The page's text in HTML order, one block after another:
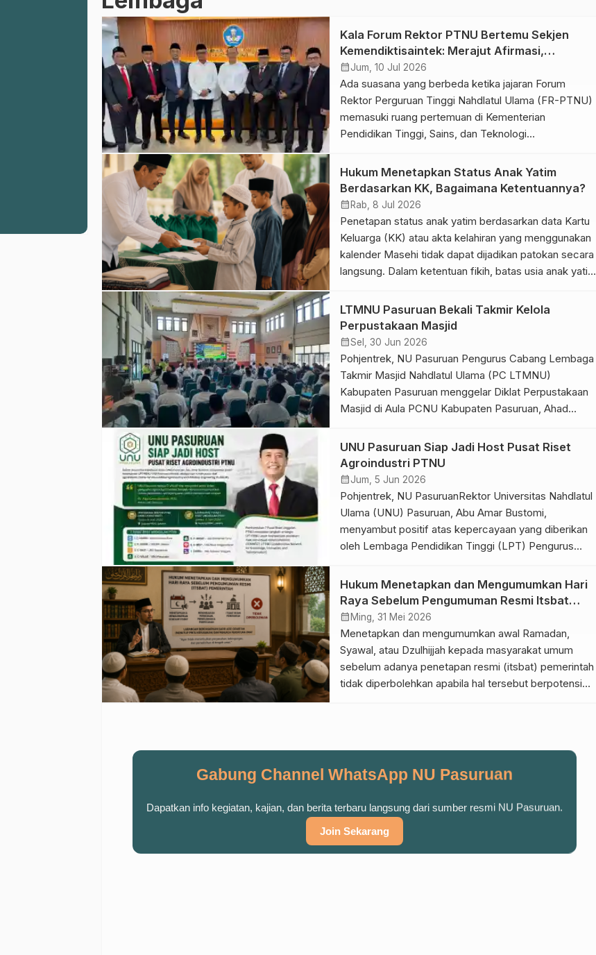
Kala Forum Rektor PTNU Bertemu Sekjen
Kemendiktisaintek: Merajut Afirmasi,
Kemandirian, dan Mimpi PTNU Mendunia
calendar_monthJum, 10 Jul 2026
Ada suasana yang berbeda ketika jajaran Forum
Rektor Perguruan Tinggi Nahdlatul Ulama (FR-PTNU)
memasuki ruang pertemuan di Kementerian
Pendidikan Tinggi, Sains, dan Teknologi
sekadar agenda seremonial atau pertemuan rutin
antara perguruan tinggi dan pemerintah. Di balik
percakapan yang berlangsung hangat, tersimpan
harapan besar tentang masa depan perguruan tinggi
Nahdlatul Ulama […]
Hukum Menetapkan Status Anak Yatim
Berdasarkan KK, Bagaimana Ketentuannya?
calendar_month Rab, 8 Jul 2026
Penetapan status anak yatim berdasarkan data Kartu
Keluarga (KK) atau akta kelahiran yang menggunakan
kalender Masehi tidak dapat dijadikan patokan secara
langsung. Dalam ketentuan fikih, batas usia anak yatim
usia baligh 15 tahun mengacu pada kalender Hijriah,
bukan kalender Masehi. Selain berdasarkan usia,
baligh juga dapat diketahui melalui […]
LTMNU Pasuruan Bekali Takmir Kelola
Perpustakaan Masjid
calendar_monthSel, 30 Jun 2026
Pohjentrek, NU Pasuruan Pengurus Cabang Lembaga
Takmir Masjid Nahdlatul Ulama (PC LTMNU)
Kabupaten Pasuruan menggelar Diklat Perpustakaan
Masjid di Aula PCNU Kabupaten Pasuruan, Ahad
masjid tidak hanya menjadi pusat ibadah, tetapi juga
sebagai pusat literasi dan pengembangan ilmu
pengetahuan bagi masyarakat. Wakil Ketua Pengurus
Cabang Nahdlatul Ulama (PCNU) Kabupaten
PasuruanGus […]
UNU Pasuruan Siap Jadi Host Pusat Riset
Agroindustri PTNU
calendar_monthJum, 5 Jun 2026
Pohjentrek, NU PasuruanRektor Universitas Nahdlatul
Ulama (UNU) Pasuruan, Abu Amar Bustomi,
menyambut positif atas kepercayaan yang diberikan
oleh Lembaga Pendidikan Tinggi (LPT) Pengurus
diminta menjadi tuan rumah pusat riset agroindustri,
Center for Value-Added Agroindustry and Utilization
Engineering (C-VALUE). “UNU Pasuruan melalui C-
VALUE siap mengambil peran dalam penguatan
agroindustri bernilai […]
Hukum Menetapkan dan Mengumumkan Hari
Raya Sebelum Pengumuman Resmi Itsbat
Pemerintah
calendar_month Ming, 31 Mei 2026
Menetapkan dan mengumumkan awal Ramadan,
Syawal, atau Dzulhijjah kepada masyarakat umum
sebelum adanya penetapan resmi (itsbat) pemerintah
tidak diperbolehkan apabila hal tersebut berpotensi
kerusakan) dan menjaga persatuan kaum muslimin.
Oleh karena itu, meskipun seseorang memiliki hasil
hisab yang […]
Gabung Channel WhatsApp NU Pasuruan
Dapatkan info kegiatan, kajian, dan berita terbaru langsung dari sumber resmi NU Pasuruan.
Join Sekarang